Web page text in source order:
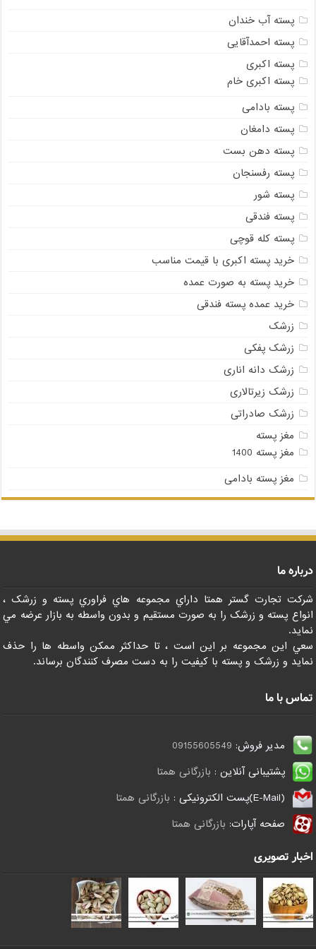
پسته آب خندان
پسته احمدآقایی
پسته اکبری
پسته اکبری خام
پسته بادامی
پسته دامغان
پسته دهن بست
پسته رفسنجان
پسته شور
پسته فندقی
پسته کله قوچی
خرید پسته اکبری با قیمت مناسب
خرید پسته به صورت عمده
خرید عمده پسته فندقی
زرشک
زرشک پفکی
زرشک دانه اناری
زرشک زیرتالاری
زرشک صادراتی
مغز پسته
مغز پسته 1400
مغز پسته بادامی
درباره ما
شرکت تجارت گستر همتا داراي مجموعه هاي فراوري پسته و زرشک ،
انواع پسته و زرشک را به صورت مستقيم و بدون واسطه به بازار عرضه مي
نمايد.
سعي اين مجموعه بر اين است ، تا حداکثر ممکن واسطه ها را حذف
نمايد و زرشک و پسته با کيفيت را به دست مصرف کنندگان برساند.
تماس با ما
مدیر فروش: 09155605549
پشتیبانی آنلاین : بازرگانی همتا
(E-Mail)پست الکترونیکی :
بازرگانی همتا
صفحه آپارات: بازرگانی همتا
اخبار تصویری